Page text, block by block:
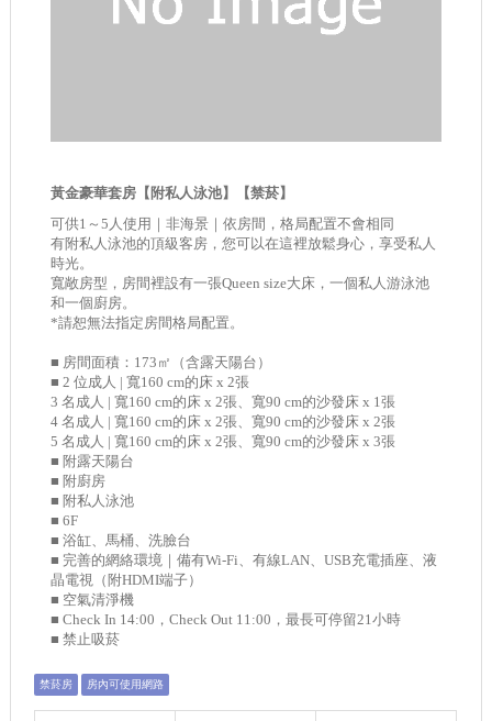
黃金豪華套房【附私人泳池】【禁菸】
可供1～5人使用｜非海景｜依房間，格局配置不會相同
有附私人泳池的頂級客房，您可以在這裡放鬆身心，享受私人
時光。
寬敞房型，房間裡設有一張Queen size大床，一個私人游泳池
和一個廚房。
*請恕無法指定房間格局配置。
■ 房間面積：173㎡（含露天陽台）
■ 2 位成人 | 寬160 cm的床 x 2張
3 名成人 | 寬160 cm的床 x 2張、寬90 cm的沙發床 x 1張
4 名成人 | 寬160 cm的床 x 2張、寬90 cm的沙發床 x 2張
5 名成人 | 寬160 cm的床 x 2張、寬90 cm的沙發床 x 3張
■ 附露天陽台
■ 附廚房
■ 附私人泳池
■ 6F
■ 浴缸、馬桶、洗臉台
■ 完善的網絡環境｜備有Wi-Fi、有線LAN、USB充電插座、液
晶電視（附HDMI端子）
■ 空氣清淨機
■ Check In 14:00，Check Out 11:00，最長可停留21小時
■ 禁止吸菸
禁菸房 房內可使用網路